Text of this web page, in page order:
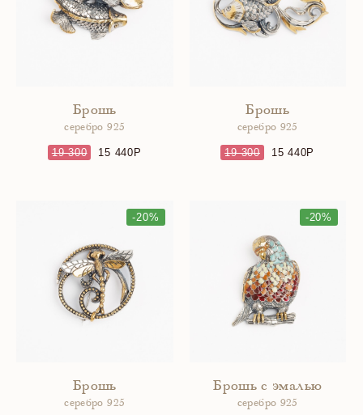
Брошь
серебро 925
19 300 15 440
Брошь
серебро 925
19 300 15 440
-20%
Брошь
серебро 925
-20%
Брошь с эмалью
серебро 925